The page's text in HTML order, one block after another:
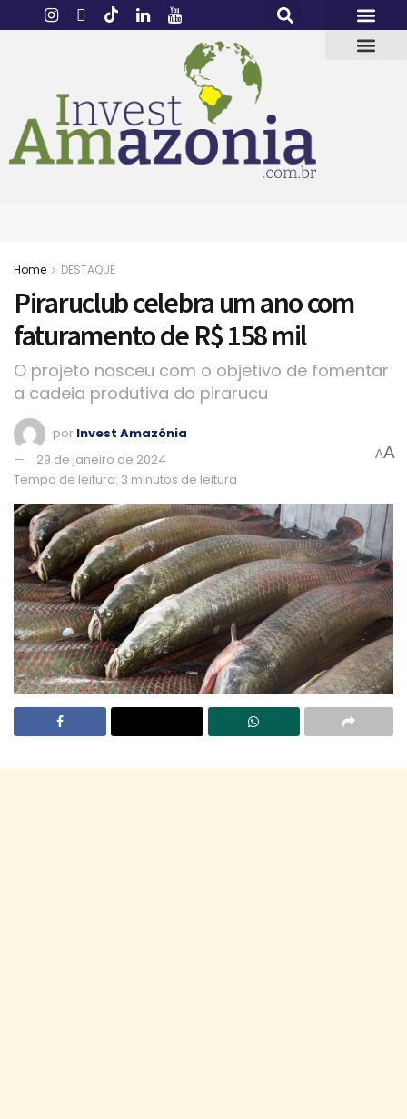
Home DESTAQUE
Piraruclub celebra um ano com
faturamento de R$ 158 mil
O projeto nasceu com o objetivo de fomentar
a cadeia produtiva do pirarucu
por Invest Amazônia
29 de janeiro de 2024
Tempo de leitura: 3 minutos de leitura
AA